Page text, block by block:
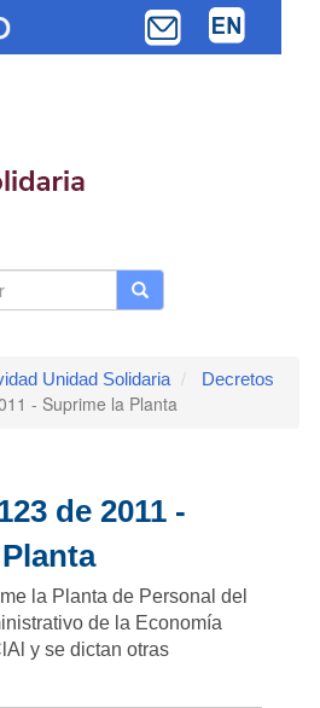
Buscar
Unidad Solidaria Decretos
- Suprime la Planta
de 2011 -
la Planta de Personal del
de la Economía
y se dictan otras